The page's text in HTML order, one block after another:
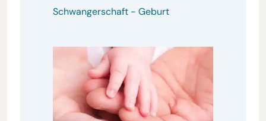
Schwangerschaft- Geburt